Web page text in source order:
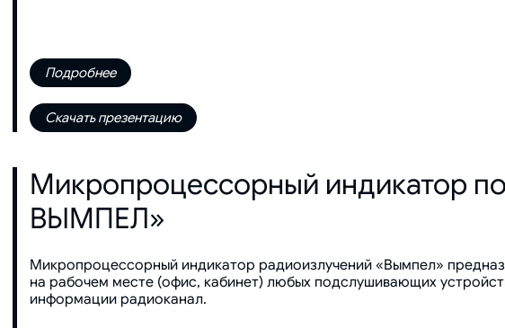
Подробнее
Скачать презентацию
Микропроцессорный индикатор
ВЫМПЕЛ»
Микропроцессорный индикатор радиоизлучений «Вымпел»
на рабочем месте (офис, кабинет) любых подслушивающих
информации радиоканал.